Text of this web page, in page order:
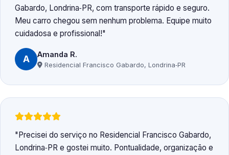
Gabardo, Londrina‑PR, com transporte rápido e seguro.
Meu carro chegou sem nenhum problema. Equipe muito
cuidadosa e profissional!
A Amanda R.
Residencial Francisco Gabardo, Londrina‑PR
Precisei do serviço no Residencial Francisco Gabardo,
Londrina‑PR e gostei muito. Pontualidade, organização e